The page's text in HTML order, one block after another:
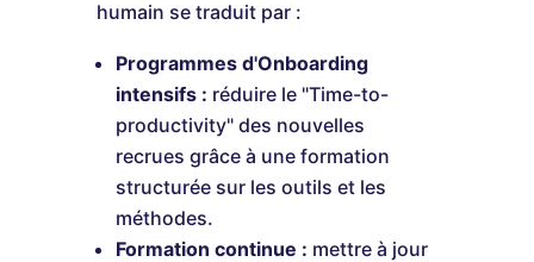
humain se traduit par :
Programmes d'Onboarding
intensifs : réduire le "Time-to-
productivity" des nouvelles
recrues grâce à une formation
structurée sur les outils et les
méthodes.
Formation continue : mettre à jour